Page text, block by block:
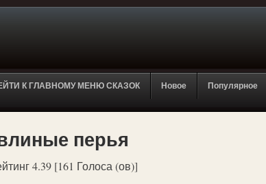
К ГЛАВНОМУ МЕНЮ СКАЗОК Новое Популярное
перья
4.39 [161 Голоса (ов)]